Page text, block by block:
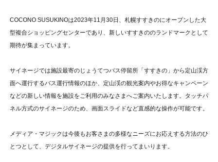
COCONO SUSUKINOは2023年11月30日、札幌すすきのにオープンした大
型複合ショッピングセンターであり、新しいすすきののランドマークとして
期待が集まっています。
サイネージでは施設最寄のじょうてつバス停留所「すすきの」から定山渓方
面へ運行するバス運行情報のほか、定山渓の観光案内やお得なキャンペーン
などの新しい情報を施設をご利用のみなさまへご案内いたします。タッチパ
ネル方式のサイネージのため、画面スライドなど直感的な操作が可能です。
メディア・マジックは今後もお客さまの多様なニーズにお応えする方法のひ
とつとして、デジタルサイネージの提供を行ってまいります。